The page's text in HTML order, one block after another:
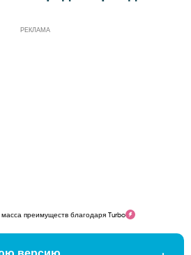
РЕКЛАМА
преимуществ благодаря Turbo